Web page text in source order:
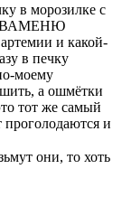
в морозилке с
и какой-
в печку
моему
а ошмётки
тот же самый
и
они, то хоть